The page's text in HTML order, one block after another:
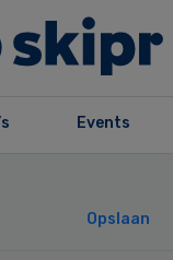
Events
Opslaan